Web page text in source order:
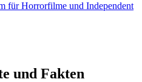
für Horrorfilme und Independent
und Fakten